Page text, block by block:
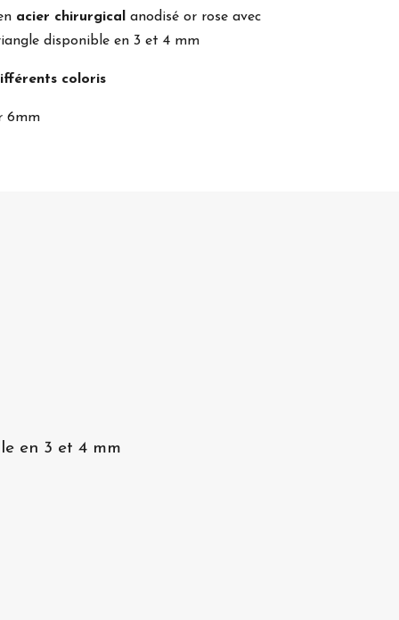
acier chirurgical
anodisé or rose avec
disponible en 3 et 4 mm
coloris
6mm
en 3 et 4 mm